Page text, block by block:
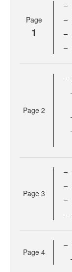
Page
1
Page 2
Page 3
Page 4